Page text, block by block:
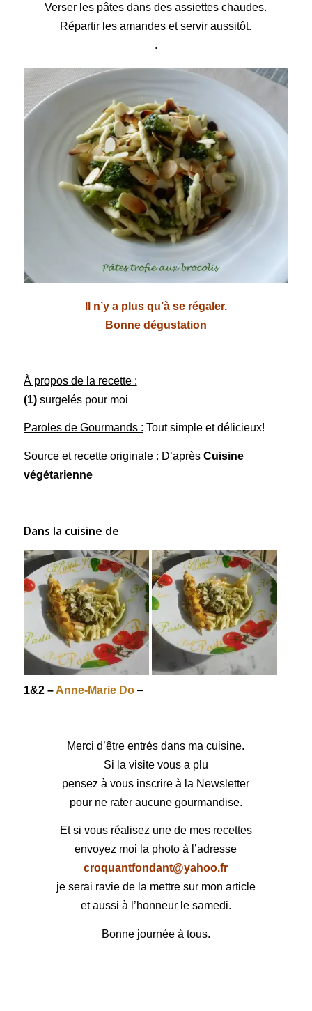
Verser les pâtes dans des assiettes chaudes.
Répartir les amandes et servir aussitôt.
.
Il n’y a plus qu’à se régaler.
Bonne dégustation
À propos de la recette :
(1)surgelés pour moi
Paroles de Gourmands : Tout simple et délicieux!
Source et recette originale : D’après Cuisine
végétarienne
Dans la cuisine de
1&2 – Anne-Marie Do–
Merci d’être entrés dans ma cuisine.
Si la visite vous a plu
pensez à vous inscrire à la Newsletter
pour ne rater aucune gourmandise.
Et si vous réalisez une de mes recettes
envoyez moi la photo à l’adresse
croquantfondant@yahoo.fr
je serai ravie de la mettre sur mon article
et aussi à l’honneur le samedi.
Bonne journée à tous.